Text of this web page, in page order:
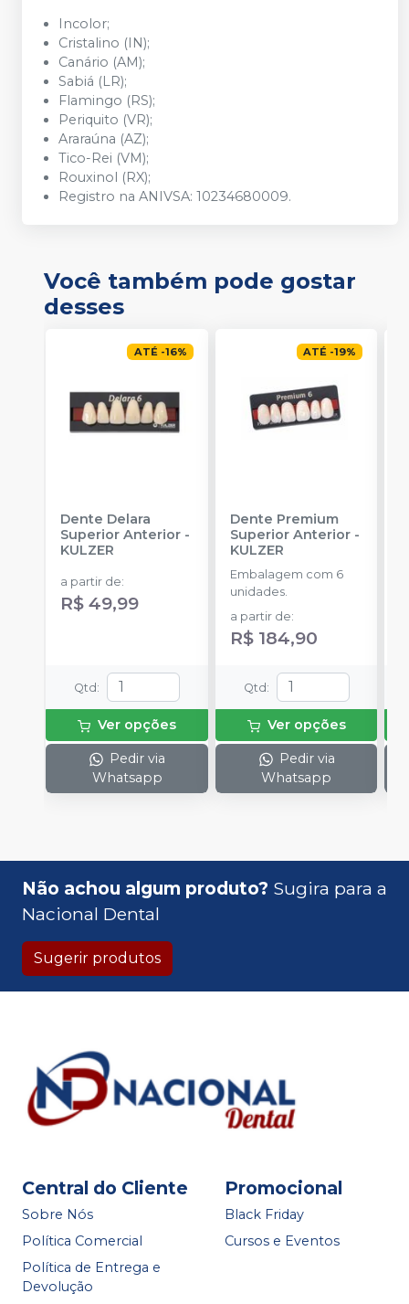
Incolor;
Cristalino (IN);
Canário (AM);
Sabiá (LR);
Flamingo (RS);
Periquito (VR);
Araraúna (AZ);
Tico-Rei (VM);
Rouxinol (RX);
Registro na ANIVSA: 10234680009.
Você também pode gostar
desses
ATÉ -16%
Dente Delara
Superior Anterior -
KULZER
a partir de:
R$ 49,99
Qtd :
Ver opções
Pedir via
Whatsapp
ATÉ -19%
Dente Premium
Superior Anterior-
KULZER
Embalagem com 6
unidades.
a partir de:
R$ 184,90
Qtd :
Ver opções
Pedir via
Whatsapp
Não achou algum produto? Sugira para a
Nacional Dental
Sugerir produtos
Central do Cliente
Sobre Nós
Política Comercial
Política de Entrega e
Devolução
Promocional
Black Friday
Cursos e Eventos